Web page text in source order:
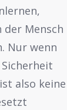
der Mensch
Nur wenn
also keine